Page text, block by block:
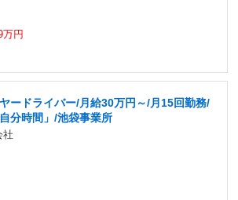
万円
ードライバー/月給30万円～/月15回勤務/
分時間」/池袋事業所
社